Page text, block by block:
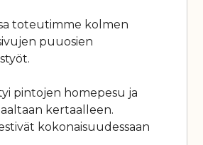
toteutimme kolmen
puuosien
pintojen homepesu ja
kertaalleen.
kokonaisuudessaan